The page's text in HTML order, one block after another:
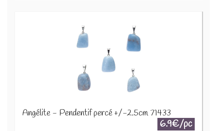
Angélite - Pendentif percé +/-2.5cm 71433
6.9€/pc